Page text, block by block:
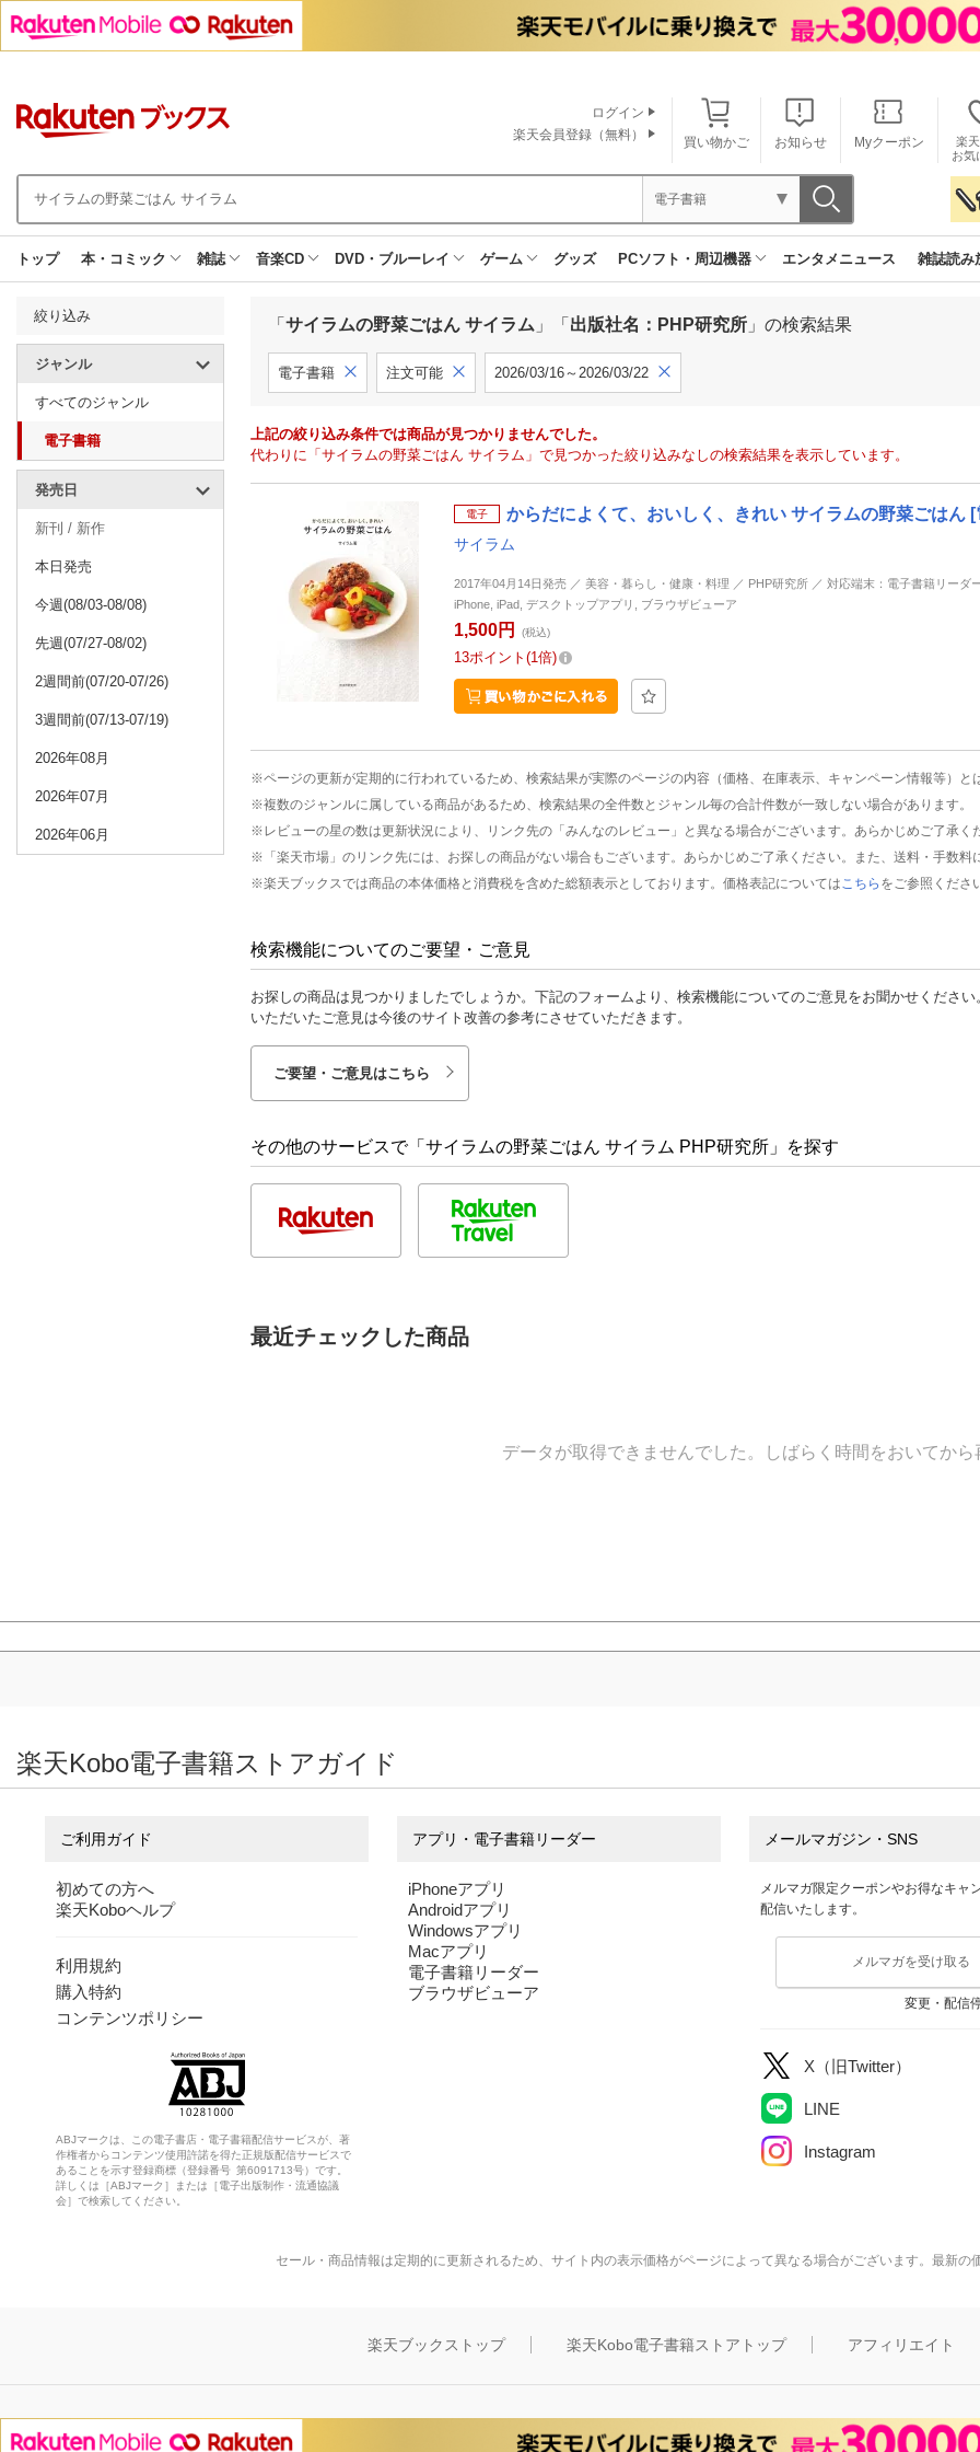
買い物かご お知らせ Myクーポン
楽
お気
ログイン
楽天会員登録（無料）
電子書籍
トップ 本・コミック 雑誌 音楽CD DVD・ブルーレイ ゲーム グッズ PCソフト・周辺機器 エンタメニュース 雑誌読み
絞り込み
ジャンル
すべてのジャンル
電子書籍
発売日
新刊 / 新作
本日発売
今週(08/03-08/08)
先週(07/27-08/02)
2週間前(07/20-07/26)
3週間前(07/13-07/19)
2026年08月
2026年07月
2026年06月
「 サイラムの野菜ごはん サイラム 」「 出版社名：PHP研究所 」の検索結果
電子書籍 注文可能 2026/03/16～2026/03/22
上記の絞り込み条件では商品が見つかりませんでした。
代わりに「サイラムの野菜ごはん サイラム」で見つかった絞り込みなしの検索結果を表示しています。
電子 からだによくて、おいしく、きれい サイラムの野菜ごはん [
サイラム
2017年04月14日発売 ／ 美容・暮らし・健康・料理 ／ PHP研究所 ／ 対応端末：電子書籍リーダ
iPhone, iPad, デスクトップアプリ, ブラウザビューア
1,500円 (税込)
13ポイント 1倍
※ページの更新が定期的に行われているため、検索結果が実際のページの内容（価格、在庫表示、キャンペーン情報等）と
※複数のジャンルに属している商品があるため、検索結果の全件数とジャンル毎の合計件数が一致しない場合があります。
※レビューの星の数は更新状況により、リンク先の「みんなのレビュー」と異なる場合がございます。あらかじめご了承く
※「楽天市場」のリンク先には、お探しの商品がない場合もございます。あらかじめご了承ください。また、送料・手数料
※楽天ブックスでは商品の本体価格と消費税を含めた総額表示としております。価格表記については こちら をご参照くださ
検索機能についてのご要望・ご意見
お探しの商品は見つかりましたでしょうか。下記のフォームより、検索機能についてのご意見をお聞かせください
いただいたご意見は今後のサイト改善の参考にさせていただきます。
ご要望・ご意見はこちら
その他のサービスで「サイラムの野菜ごはん サイラム PHP研究所」を探す
最近チェックした商品
データが取得できませんでした。しばらく時間をおいてから
楽天Kobo電子書籍ストアガイド
ご利用ガイド
初めての方へ
楽天Koboヘルプ
利用規約
購入特約
コンテンツポリシー
ABJマークは、この電子書店・電子書籍配信サービスが、著
作権者からコンテンツ使用許諾を得た正規版配信サービスで
あることを示す登録商標（登録番号 第6091713号）です。
詳しくは［ABJマーク］または［電子出版制作・流通協議
会］で検索してください。
アプリ・電子書籍リーダー
iPhoneアプリ
Androidアプリ
Windowsアプリ
Macアプリ
電子書籍リーダー
ブラウザビューア
メールマガジン・SNS
メルマガ限定クーポンやお得なキャ
配信いたします。
メルマガを受け取る
変更・配信
X（旧Twitter）
LINE
Instagram
セール・商品情報は定期的に更新されるため、サイト内の表示価格がページによって異なる場合がございます。最新の
楽天ブックストップ 楽天Kobo電子書籍ストアトップ アフィリエイト